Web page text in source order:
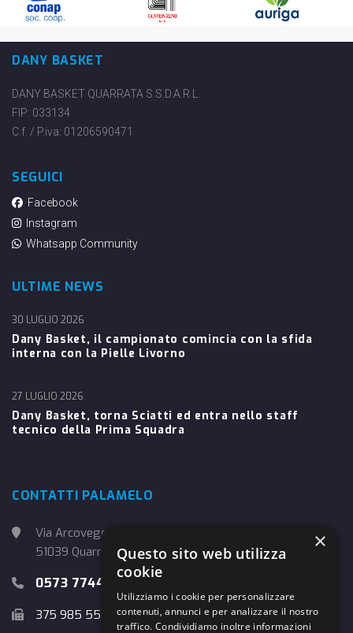
DANY BASKET
DANY BASKET QUARRATA S.S.D.A.R.L.
FIP: 033134
C.f. / P.iva: 01206590471
SEGUICI
Facebook
Instagram
Whatsapp Community
ULTIME NEWS
Dany Basket, il campionato comincia con la sfida
interna con la Pielle Livorno
30 LUGLIO 2026
Dany Basket, torna Sciatti ed entra nello staff
tecnico della Prima Squadra
27 LUGLIO 2026
CONTATTI PALAMELO
Via Arcoveggio, 4
51039 Quarrata (PT)
0573 774457
375 985 5526
×
Questo sito web utilizza
cookie
Utilizziamo i cookie per personalizzare
contenuti, annunci e per analizzare il nostro
traffico. Condividiamo inoltre informazioni